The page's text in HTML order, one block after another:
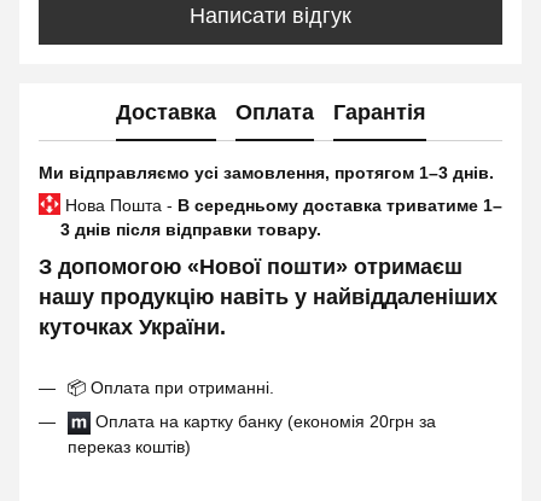
Написати відгук
Доставка Оплата Гарантія
Ми відправляємо усі замовлення, протягом 1–3 днів.
Нова Пошта - В середньому доставка триватиме 1–
3 днів після відправки товару.
З допомогою «Нової пошти» отримаєш
нашу продукцію навіть у найвіддаленіших
куточках України.
📦 Оплата при отриманні.
Оплата на картку банку (економія 20грн за
переказ коштів)